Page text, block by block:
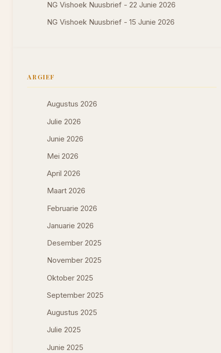
NG Vishoek Nuusbrief - 22 Junie 2026
NG Vishoek Nuusbrief - 15 Junie 2026
ARGIEF
Augustus 2026
Julie 2026
Junie 2026
Mei 2026
April 2026
Maart 2026
Februarie 2026
Januarie 2026
Desember 2025
November 2025
Oktober 2025
September 2025
Augustus 2025
Julie 2025
Junie 2025